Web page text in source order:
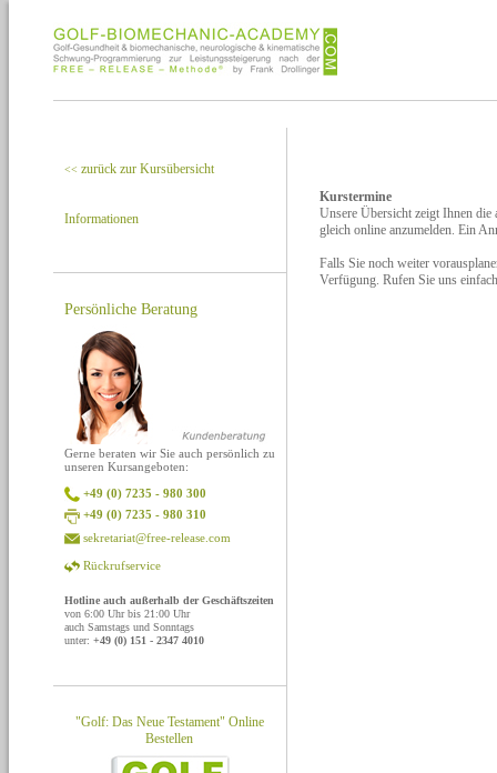
<< zurück zur Kursübersicht
Informationen
Persönliche Beratung
Gerne beraten wir Sie auch persönlich zu
unseren Kursangeboten:
+49 (0) 7235 - 980 300
+49 (0) 7235 - 980 310
sekretariat@free-release.com
Rückrufservice
Hotline auch außerhalb der Geschäftszeiten
von 6:00 Uhr bis 21:00 Uhr
auch Samstags und Sonntags
unter: +49 (0) 151 - 2347 4010
"Golf: Das Neue Testament" Online
Bestellen
Kurstermine
Unsere Übersicht zeigt Ihnen
gleich online anzumelden. Ein
Falls Sie noch weiter
Verfügung. Rufen Sie uns